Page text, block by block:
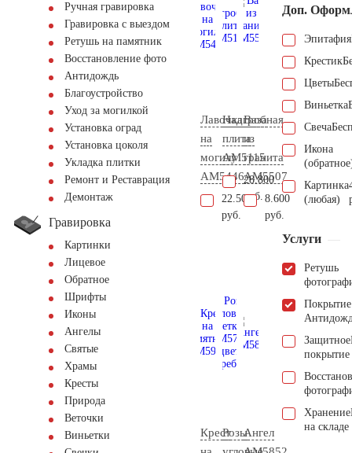
Ручная гравировка
Гравировка с выездом
Ретушь на памятник
Восстановление фото
Антидождь
Благоустройство
Уход за могилкой
Установка оград
Установка цоколя
Укладка плитки
Ремонт и Реставрация
Демонтаж
Гравировка
Картинки
Лицевое
Обратное
Шрифты
Иконы
Ангелы
Святые
Храмы
Кресты
Природа
Веточки
Виньетки
Лавочка
на
могилу
AM5446
22.500
руб.
Надгробная
плита
AM5115
28.800
руб.
Ваза
из
гранита
AM5507
8.600
руб.
КрестРозыАнгел
Доп.
Эпитафия
Крестик
Цветы
Виньетка
Свеча
Икона
Картинка
(любая)
Услуги
Ретушь
Покрытие
Защитное
покрытие
Хранение
на складе